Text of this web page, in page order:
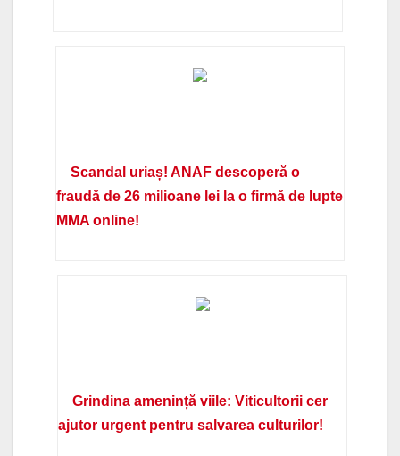
Scandal uriaș! ANAF descoperă o
fraudă de 26 milioane lei la o firmă de lupte
MMA online!
Grindina amenință viile: Viticultorii cer
ajutor urgent pentru salvarea culturilor!